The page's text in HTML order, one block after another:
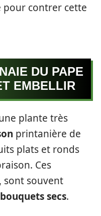
pour contrer cette
DU PAPE
EMBELLIR
plante très
printanière de
plats et ronds
Ces
sont souvent
bouquets secs.